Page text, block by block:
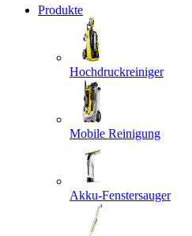
Produkte
Hochdruckreiniger
Mobile Reinigung
Akku-Fenstersauger